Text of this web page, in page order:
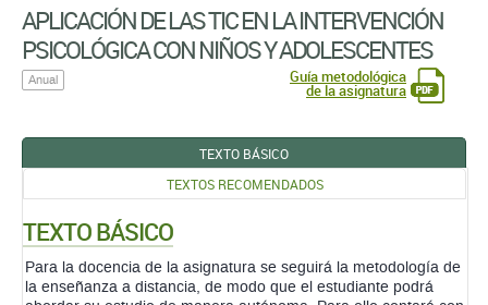
APLICACIÓN DE LAS TIC EN LA INTERVENCIÓN
PSICOLÓGICA CON NIÑOS Y ADOLESCENTES
Anual Guía metodológica
de la asignatura
TEXTO BÁSICO
TEXTOS RECOMENDADOS
TEXTO BÁSICO
Para la docencia de la asignatura se seguirá la metodología de
la enseñanza a distancia, de modo que el estudiante podrá